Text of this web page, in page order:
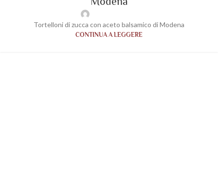
wp-acetaiavaleri
Tortelloni di zucca con aceto balsamico di Modena
CONTINUA A LEGGERE